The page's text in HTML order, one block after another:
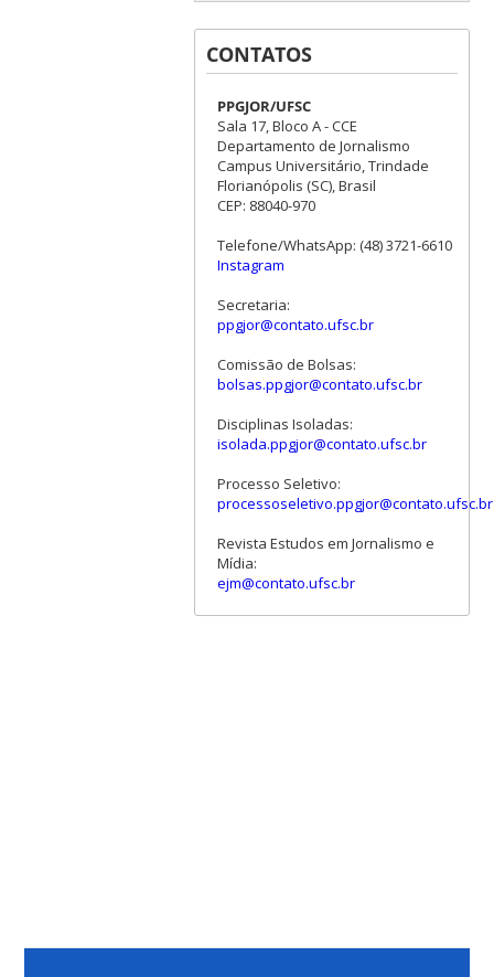
CONTATOS
PPGJOR/UFSC
Sala 17, Bloco A - CCE
Departamento de Jornalismo
Campus Universitário, Trindade
Florianópolis (SC), Brasil
CEP: 88040-970
Telefone/WhatsApp: (48) 3721-6610
Instagram
Secretaria:
ppgjor@contato.ufsc.br
Comissão de Bolsas:
bolsas.ppgjor@contato.ufsc.br
Disciplinas Isoladas:
isolada.ppgjor@contato.ufsc.br
Processo Seletivo:
processoseletivo.ppgjor@contato.ufsc.br
Revista Estudos em Jornalismo e
Mídia:
ejm@contato.ufsc.br